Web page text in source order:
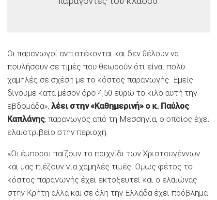
Οι παραγωγοί αντιστέκονται και δεν θέλουν να
πουλήσουν σε τιμές που θεωρούν ότι είναι πολύ
χαμηλές σε σχέση με το κόστος παραγωγής. Εμείς
δίνουμε κατά μέσον όρο 4,50 ευρώ το κιλό αυτή την
εβδομάδα», λέει στην «Καθημερινή» ο κ. Παύλος
Καπλάνης, παραγωγός από τη Μεσσηνία, ο οποίος έχει
ελαιοτριβείο στην περιοχή.
«Οι έμποροι παίζουν το παιχνίδι των Χριστουγέννων
και μας πιέζουν για χαμηλές τιμές. Ομως φέτος το
κόστος παραγωγής έχει εκτοξευτεί και ο ελαιώνας
στην Κρήτη αλλά και σε όλη την Ελλάδα έχει πρόβλημα